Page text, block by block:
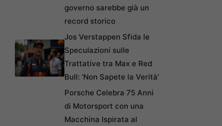
governo sarebbe già un
record storico
Jos Verstappen Sfida le
Speculazioni sulle
Trattative tra Max e Red
Bull: ‘Non Sapete la Verità’
Porsche Celebra 75 Anni
di Motorsport con una
Macchina Ispirata al